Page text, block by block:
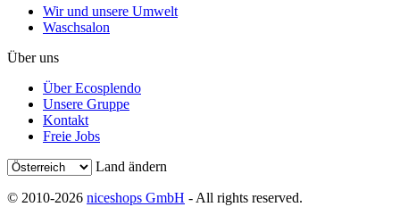
Wir und unsere Umwelt
Waschsalon
Über uns
Über Ecosplendo
Unsere Gruppe
Kontakt
Freie Jobs
Land ändern
© 2010-2026 niceshops GmbH - All rights reserved.